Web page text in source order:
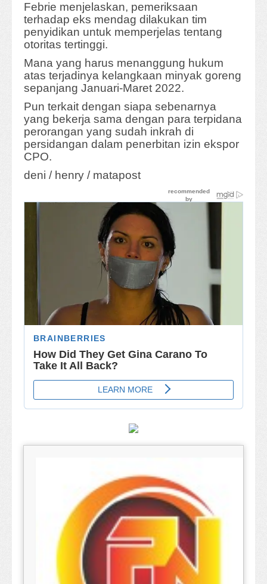
Febrie menjelaskan, pemeriksaan
terhadap eks mendag dilakukan tim
penyidikan untuk memperjelas tentang
otoritas tertinggi.
Mana yang harus menanggung hukum
atas terjadinya kelangkaan minyak goreng
sepanjang Januari-Maret 2022.
Pun terkait dengan siapa sebenarnya
yang bekerja sama dengan para terpidana
perorangan yang sudah inkrah di
persidangan dalam penerbitan izin ekspor
CPO.
deni / henry / matapost